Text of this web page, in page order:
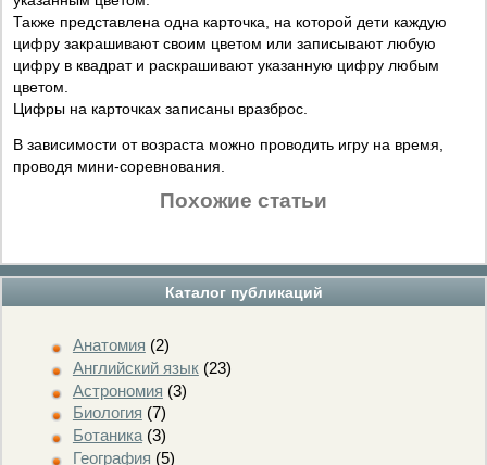
Каталог публикаций
Анатомия (2)
Английский язык(23)
Астрономия (3)
Биология (7)
Ботаника(3)
География (5)
Также представлена одна карточка, на которой дети каждую
цифру закрашивают своим цветом или записывают любую
цифру в квадрат и раскрашивают указанную цифру любым
цветом.
Цифры на карточках записаны вразброс.
В зависимости от возраста можно проводить игру на время,
проводя мини-соревнования.
Похожие статьи